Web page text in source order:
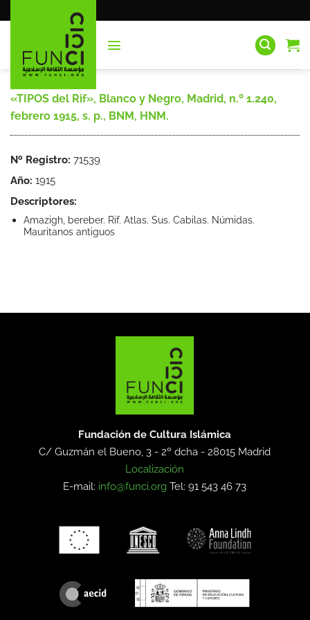
al
«TIPOS del Rif», Blanco y Negro, Madrid, n.º 1.240,
febrero 1915, s. p., BNM, HNM.
Nº Registro: 71539
Año: 1915
Descriptores:
Amazigh, bereber. Rif. Atlas. Sus. Cabilas. Númidas.
Mauritanos antiguos
Fundación de Cultura Islámica
C/ Guzmán el Bueno, 3 - 2º dcha -28015 Madrid
Localización
E-mail: info@funci.org Tel: 91 543 46 73